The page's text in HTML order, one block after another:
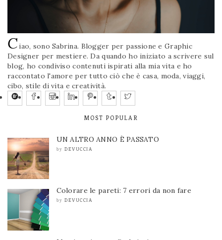
Ciao, sono Sabrina. Blogger per passione e Graphic
Designer per mestiere. Da quando ho iniziato a scrivere sul
blog, ho condiviso contenuti ispirati alla mia vita e ho
raccontato l'amore per tutto ciò che è casa, moda, viaggi,
cibo, stile di vita e creatività.
MOST POPULAR
UN ALTRO ANNO È PASSATO
by DEVUCCIA
Colorare le pareti: 7 errori da non fare
by DEVUCCIA